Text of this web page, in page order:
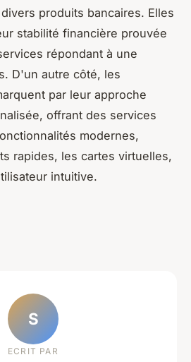
produits bancaires. Elles
stabilité financière prouvée
répondant à une
D'un autre côté, les
par leur approche
offrant des services
modernes,
rapides, les cartes virtuelles,
intuitive.
S
ECRIT PAR